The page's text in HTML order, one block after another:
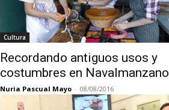
Cultura
Recordando antiguos usos y
costumbres en Navalmanzano
Nuria Pascual Mayo - 08/08/2016